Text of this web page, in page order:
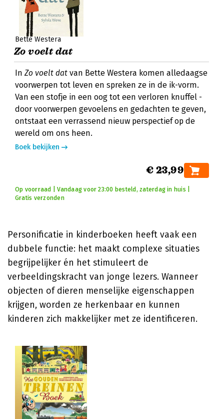
Bette Westera
Zo voelt dat
In Zo voelt dat van Bette Westera komen alledaagse
voorwerpen tot leven en spreken ze in de ik-vorm.
Van een stofje in een oog tot een verloren knuffel -
door voorwerpen gevoelens en gedachten te geven,
ontstaat een verrassend nieuw perspectief op de
wereld om ons heen.
Boek bekijken
€ 23,99
Op voorraad | Vandaag voor 23:00 besteld, zaterdag in huis |
Gratis verzonden
Personificatie in kinderboeken heeft vaak een
dubbele functie: het maakt complexe situaties
begrijpelijker én het stimuleert de
verbeeldingskracht van jonge lezers. Wanneer
objecten of dieren menselijke eigenschappen
krijgen, worden ze herkenbaar en kunnen
kinderen zich makkelijker met ze identificeren.